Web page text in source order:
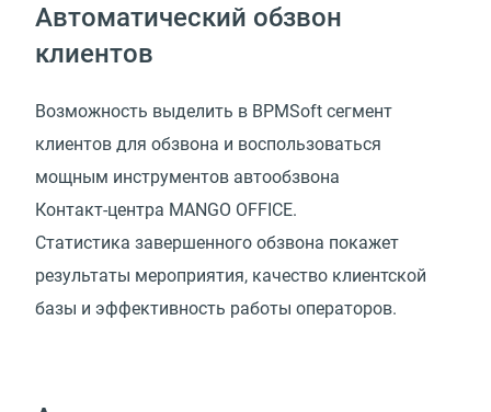
Автоматический обзвон
клиентов
Возможность выделить в BPMSoft сегмент
клиентов для обзвона и воспользоваться
мощным инструментов автообзвона
Контакт-центра MANGO OFFICE.
Статистика завершенного обзвона покажет
результаты мероприятия, качество клиентской
базы и эффективность работы операторов.